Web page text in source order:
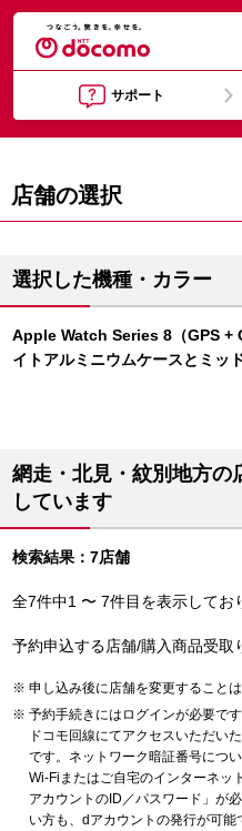
サポート
店舗の選択
選択した機種・カラー
Apple Watch Series 8（GPS +
イトアルミニウムケースとミッ
網走・北見・紋別地方の
しています
検索結果：7店舗
全7件中1 〜 7件目を表示してお
予約申込する店舗/購入商品受取
申し込み後に店舗を変更することは
予約手続きにはログインが必要です
ドコモ回線にてアクセスいただい
です。ネットワーク暗証番号につ
Wi-Fiまたはご自宅のインターネッ
アカウントのID／パスワード」が
い方も、dアカウントの発行が可能